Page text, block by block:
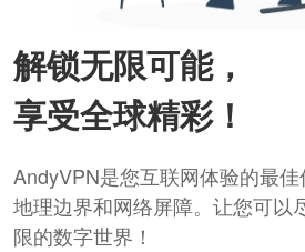
解锁无限可能，
享受全球精彩！
AndyVPN是您互联网体验的最
地理边界和网络屏障。让您可以
限的数字世界！